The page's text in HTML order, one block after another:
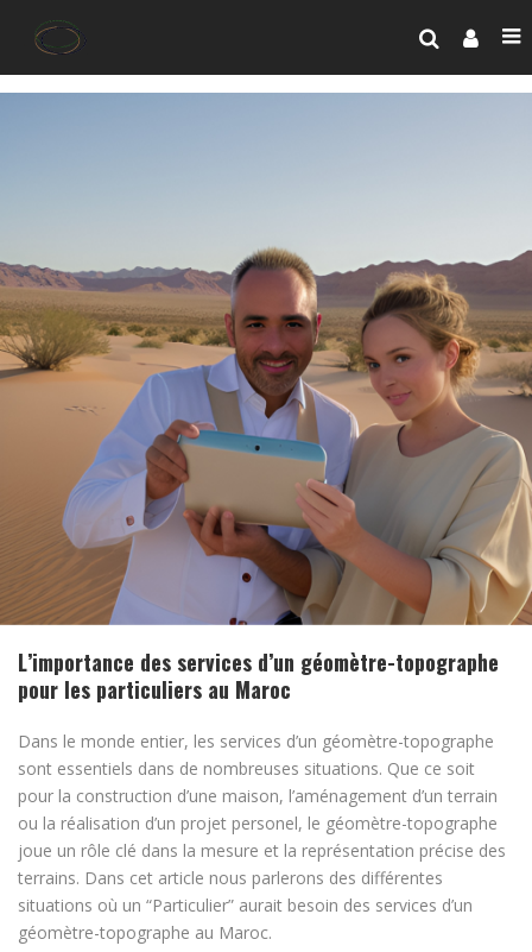
L’importance des services d’un géomètre-topographe
pour les particuliers au Maroc
Dans le monde entier, les services d’un géomètre-topographe
sont essentiels dans de nombreuses situations. Que ce soit
pour la construction d’une maison, l’aménagement d’un terrain
ou la réalisation d’un projet personel, le géomètre-topographe
joue un rôle clé dans la mesure et la représentation précise des
terrains. Dans cet article nous parlerons des différentes
situations où un “Particulier” aurait besoin des services d’un
géomètre-topographe au Maroc.